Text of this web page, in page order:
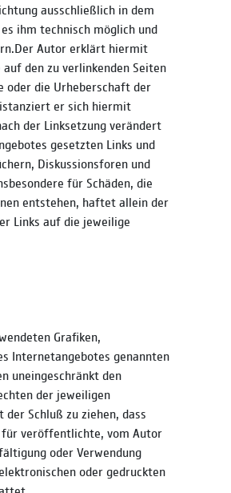
ausschließlich in dem
ihm technisch möglich und
Autor erklärt hiermit
den zu verlinkenden Seiten
oder die Urheberschaft der
er sich hiermit
der Linksetzung verändert
gesetzten Links und
Diskussionsforen und
für Schäden, die
entstehen, haftet allein der
Links auf die jeweilige
Grafiken,
Internetangebotes genannten
uneingeschränkt den
der jeweiligen
Schluß zu ziehen, dass
für veröffentlichte, vom Autor
oder Verwendung
oder gedruckten